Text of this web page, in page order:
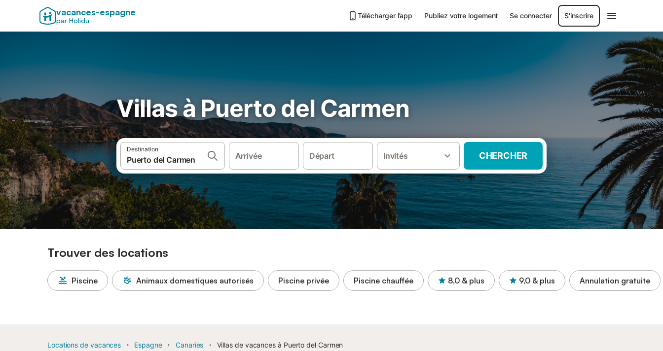
vacances-espagne
par Holidu
Télécharger l’app Publiez votre logement Se connecter S'inscrire
Villas à Puerto del Carmen
Destination
Arrivée Départ Invités CHERCHER
Trouver des locations
Piscine Animaux domestiques autorisés Piscine privée Piscine chauffée 8,0 & plus 9,0 & plus Annulation gratuite
Locations de vacances Espagne Canaries Villas de vacances à Puerto del Carmen